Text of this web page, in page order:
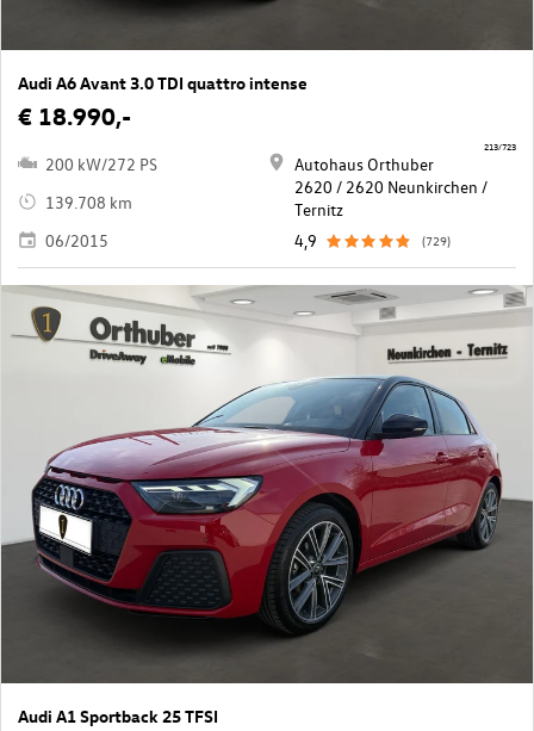
Audi A6 Avant 3.0 TDI quattro intense
€ 18.990,-
200 kW/272 PS
139.708 km
06/2015
Autohaus Orthuber
2620 / 2620 Neunkirchen /
Ternitz
4,9
(729)
213/723
Audi A1 Sportback 25 TFSI